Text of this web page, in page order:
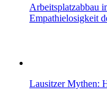
Arbeitsplatzabbau
Empathielosigkeit
Lausitzer Mythen: